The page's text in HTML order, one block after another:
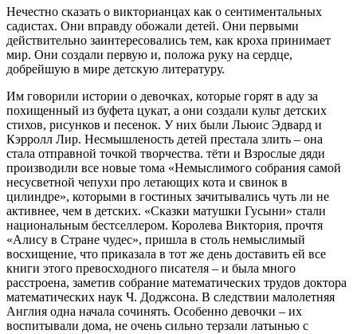
Нечестно сказать о викторианцах как о сентиментальных
садистах. Они вправду обожали детей. Они первыми
действительно заинтересовались тем, как кроха принимает
мир. Они создали первую и, положа руку на сердце,
добрейшую в мире детскую литературу.
Им говорили истории о девочках, которые горят в аду за
похищенный из буфета цукат, а они создали культ детских
стихов, рисунков и песенок. У них были Льюис Эдвард и
Кэрролл Лир. Несмышленость детей престала злить – она
стала отправной точкой творчества. тёти и Взрослые дяди
производили все новые тома «Немыслимого собрания самой
несусветной чепухи про летающих кота и свинок в
цилиндре», которыми в гостиных зачитывались чуть ли не
активнее, чем в детских. «Сказки матушки Гусыни» стали
национальным бестселлером. Королева Виктория, прочтя
«Алису в Стране чудес», пришла в столь немыслимый
восхищение, что приказала в тот же день доставить ей все
книги этого превосходного писателя – и была много
расстроена, заметив собрание математических трудов доктора
математических наук Ч. Доджсона. В следствии малолетняя
Англия одна начала сочинять. Особенно девочки – их
воспитывали дома, не очень сильно терзали латынью с